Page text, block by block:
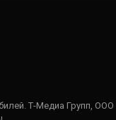
Т-Медиа Групп, ООО